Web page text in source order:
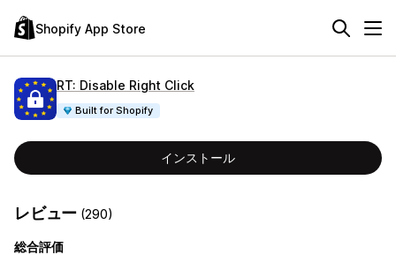
Shopify App Store
RT: Disable Right Click
Built for Shopify
インストール
レビュー (290)
総合評価